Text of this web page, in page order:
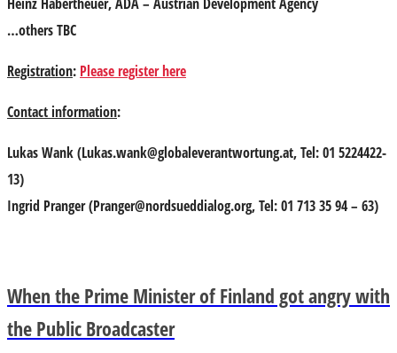
…others TBC
Registration: Please register here
Contact information:
Lukas Wank(Lukas.wank@globaleverantwortung.at, Tel: 01 5224422-
13)
Ingrid Pranger(Pranger@nordsueddialog.org, Tel: 01 713 35 94 – 63)
When the Prime Minister of Finland got angry with
the Public Broadcaster